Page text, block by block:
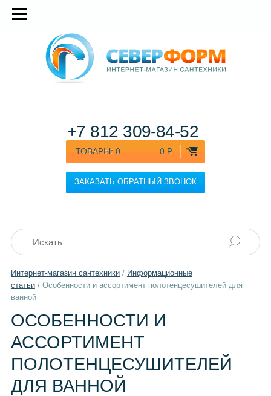
ТОВАРЫ: 0 0 Р.
ЗАКАЗАТЬ ОБРАТНЫЙ ЗВОНОК
+7 812 309-84-52
Интернет-магазин сантехники/ Информационные
статьи/ Особенности и ассортимент полотенцесушителей для
ванной
ОСОБЕННОСТИ И
АССОРТИМЕНТ
ПОЛОТЕНЦЕСУШИТЕЛЕЙ
ДЛЯ ВАННОЙ